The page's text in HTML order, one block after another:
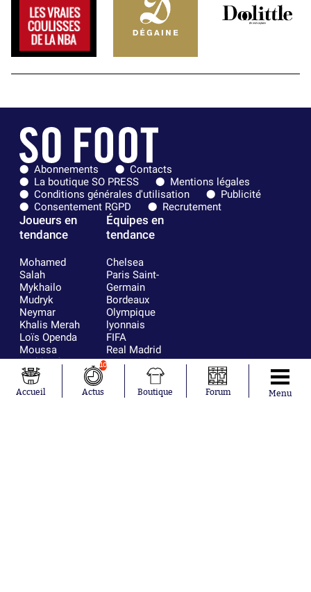
Abonnements
Contacts
La boutique SO PRESS
Mentions légales
Conditions générales d'utilisation
Publicité
Consentement RGPD
Recrutement
Joueurs en
tendance
Mohamed
Salah
Mykhailo
Mudryk
Neymar
Khalis Merah
Loïs Openda
Moussa
Niakhaté
Nicolás
Tagliafico
Pavel Šulc
Équipes en
tendance
Chelsea
Paris Saint-
Germain
Bordeaux
Olympique
lyonnais
FIFA
Real Madrid
RC Strasbourg
AC Milan
RC Lens
Accueil
10
Actus Boutique Forum Menu